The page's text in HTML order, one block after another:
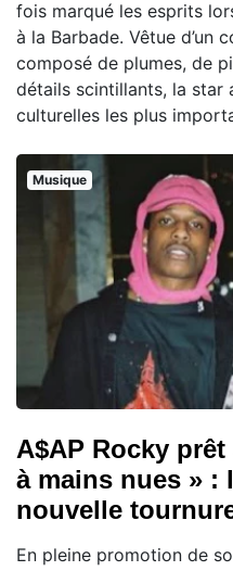
fois marqué les esprits
à la Barbade. Vêtue d’un
composé de plumes, de
détails scintillants, la star
culturelles les plus
Musique
A$AP Rocky
à mains nues » :
nouvelle
En pleine promotion de